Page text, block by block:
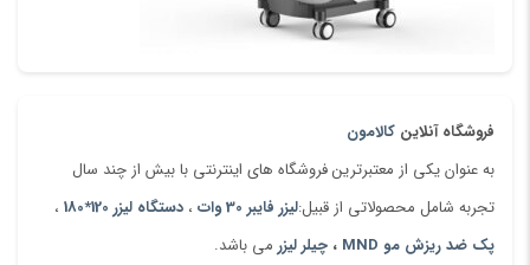
فروشگاه آنلاین کالامون
به عنوان یکی از معتبرترین فروشگاه های اینترنتی با بیش از چند سال
تجربه شامل محصولاتی از قبیل:لیزر فایبر 30 وات ، دستگاه لیزر 120*180
،
پک ضد ریزش مو MND
، چیلر لیزر می باشد.
ویژگی خاص به این میز کار داده است.سطح منحنی این مفتول ها باعث
میز را می دهد .در صورتی که میزهای هانیکام و تیغه ای مجود در بازر
هم از نظر استحکام و هم از نظر تمیزی کار در سطح بسیار پایین تری از
میزهای مفتلی هستند.
وجود درب در لیزر با سایز بزرگ یکی از ویژگیهای بسیار مهم در این